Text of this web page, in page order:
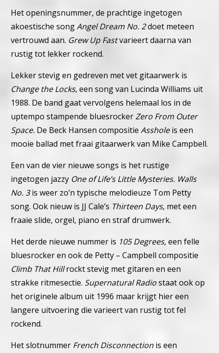
Het openingsnummer, de prachtige ingetogen
akoestische songAngel Dream No. 2doet meteen
vertrouwd aan. Grew Up Fastvarieert daarna van
rustig tot lekker rockend.
Lekker stevig en gedreven met vet gitaarwerk is
Change the Locks, een song van Lucinda Williams uit
1988. De band gaat vervolgens helemaal los in de
uptempo stampende bluesrockerZero From Outer
Space. De Beck Hansen compositieAssholeis een
mooie ballad met fraai gitaarwerk van Mike Campbell.
Een van de vier nieuwe songs is het rustige
ingetogen jazzy One of Life’s Little Mysteries. Walls
No. 3is weer zo’n typische melodieuze Tom Petty
song. Ook nieuw is JJ Cale’s Thirteen Days, met een
fraaie slide, orgel, piano en straf drumwerk.
Het derde nieuwe nummer is 105 Degrees, een felle
bluesrocker en ook de Petty – Campbell compositie
Climb That Hillrockt stevig met gitaren en een
strakke ritmesectie. Supernatural Radiostaat ook op
het originele album uit 1996 maar krijgt hier een
langere uitvoering die varieert van rustig tot fel
rockend.
Het slotnummer French Disconnection is een